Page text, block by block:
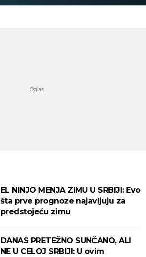
EL NINJO MENJA ZIMU U SRBIJI: Evo
šta prve prognoze najavljuju za
predstojeću zimu
DANAS PRETEŽNO SUNČANO, ALI
NE U CELOJ SRBIJI: U ovim